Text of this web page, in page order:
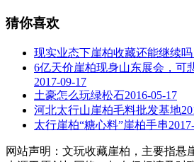
猜你喜欢
现实业态下崖柏收藏还能继续吗
6亿天价崖柏现身山东展会，可
2017-09-17
土豪怎么玩绿松石2016-05-17
河北太行山崖柏毛料批发基地
太行崖柏“糖心料”崖柏手串
网站声明：文玩收藏崖柏，主要指悬